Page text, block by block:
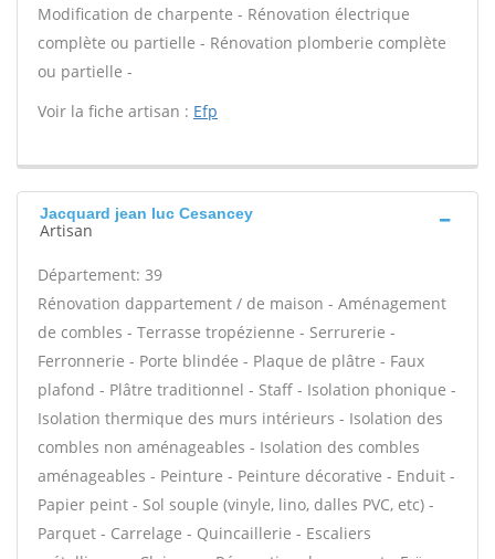
Modification de charpente - Rénovation électrique
complète ou partielle - Rénovation plomberie complète
ou partielle -
Voir la fiche artisan : Efp
Jacquard jean luc Cesancey
Artisan
Département: 39
Rénovation dappartement / de maison - Aménagement
de combles - Terrasse tropézienne - Serrurerie -
Ferronnerie - Porte blindée - Plaque de plâtre - Faux
plafond - Plâtre traditionnel - Staff - Isolation phonique -
Isolation thermique des murs intérieurs - Isolation des
combles non aménageables - Isolation des combles
aménageables - Peinture - Peinture décorative - Enduit -
Papier peint - Sol souple (vinyle, lino, dalles PVC, etc) -
Parquet - Carrelage - Quincaillerie - Escaliers